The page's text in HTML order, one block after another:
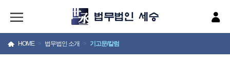
HOME > 법무법인 소개 > 기고문/칼럼